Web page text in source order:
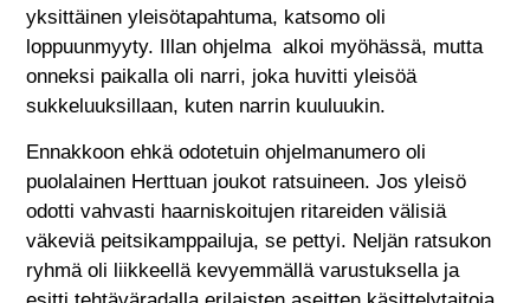
yksittäinen yleisötapahtuma, katsomo oli
loppuunmyyty. Illan ohjelma alkoi myöhässä, mutta
onneksi paikalla oli narri, joka huvitti yleisöä
sukkeluuksillaan, kuten narrin kuuluukin.
Ennakkoon ehkä odotetuin ohjelmanumero oli
puolalainen Herttuan joukot ratsuineen. Jos yleisö
odotti vahvasti haarniskoitujen ritareiden välisiä
väkeviä peitsikamppailuja, se pettyi. Neljän ratsukon
ryhmä oli liikkeellä kevyemmällä varustuksella ja